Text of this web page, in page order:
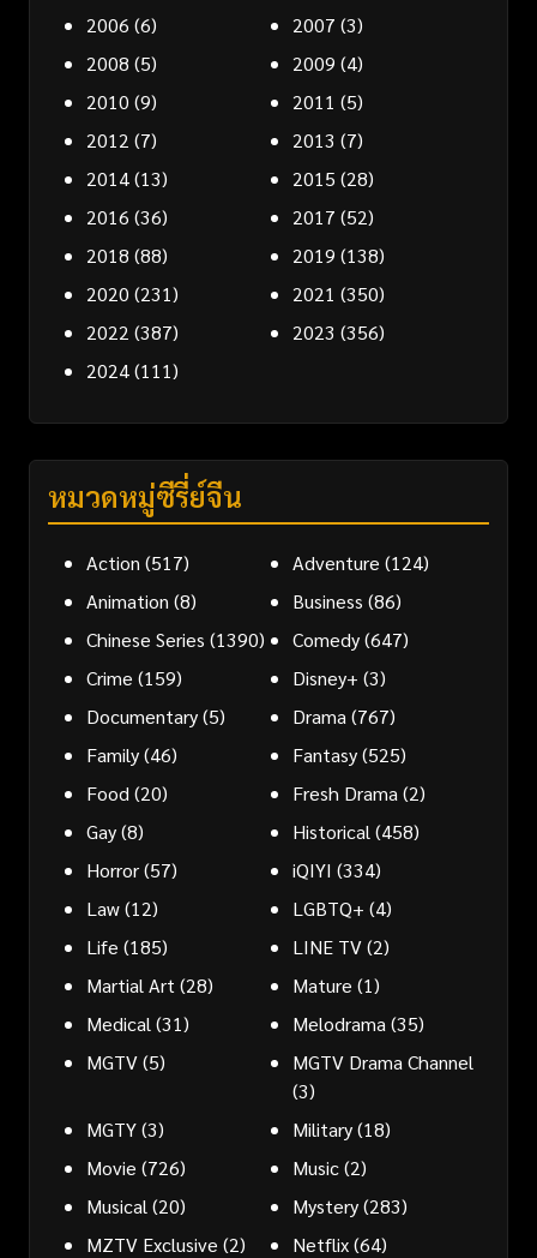
2006 (6) 2007 (3)
2008 (5) 2009 (4)
2010 (9) 2011 (5)
2012 (7) 2013 (7)
2014(13) 2015 (28)
2016 (36) 2017 (52)
2018 (88) 2019 (138)
2020 (231) 2021 (350)
2022 (387) 2023 (356)
2024(111)
หมวดหมู่ซีรี่ย์จีน
Action (517) Adventure (124)
Animation (8) Business (86)
Chinese Series (1390) Comedy(647)
Crime (159) Disney+ (3)
Documentary(5) Drama (767)
Family(46) Fantasy(525)
Food (20) Fresh Drama (2)
Gay(8) Historical (458)
Horror(57) iQIYI (334)
Law(12) LGBTQ+ (4)
Life (185) LINE TV(2)
Martial Art (28) Mature (1)
Medical (31) Melodrama (35)
MGTV(5)
MGTV Drama Channel
(3)
MGTY(3) Military(18)
Movie (726) Music(2)
Musical (20) Mystery(283)
MZTV Exclusive (2) Netflix(64)